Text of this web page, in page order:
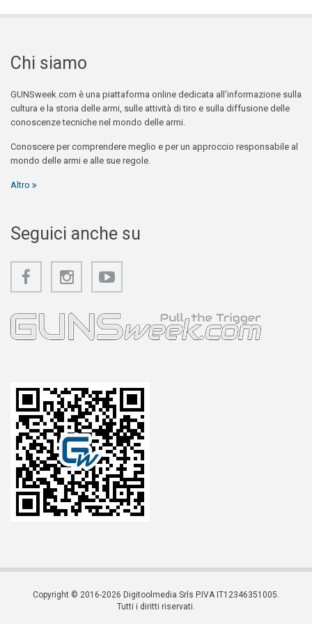
Chi siamo
GUNSweek.com è una piattaforma online dedicata all'informazione sulla
cultura e la storia delle armi, sulle attività di tiro e sulla diffusione delle
conoscenze tecniche nel mondo delle armi.
Conoscere per comprendere meglio e per un approccio responsabile al
mondo delle armi e alle sue regole.
Altro
Seguici anche su
Copyright © 2016-2026 Digitoolmedia Srls P.IVA IT12346351005.
Tutti i diritti riservati.